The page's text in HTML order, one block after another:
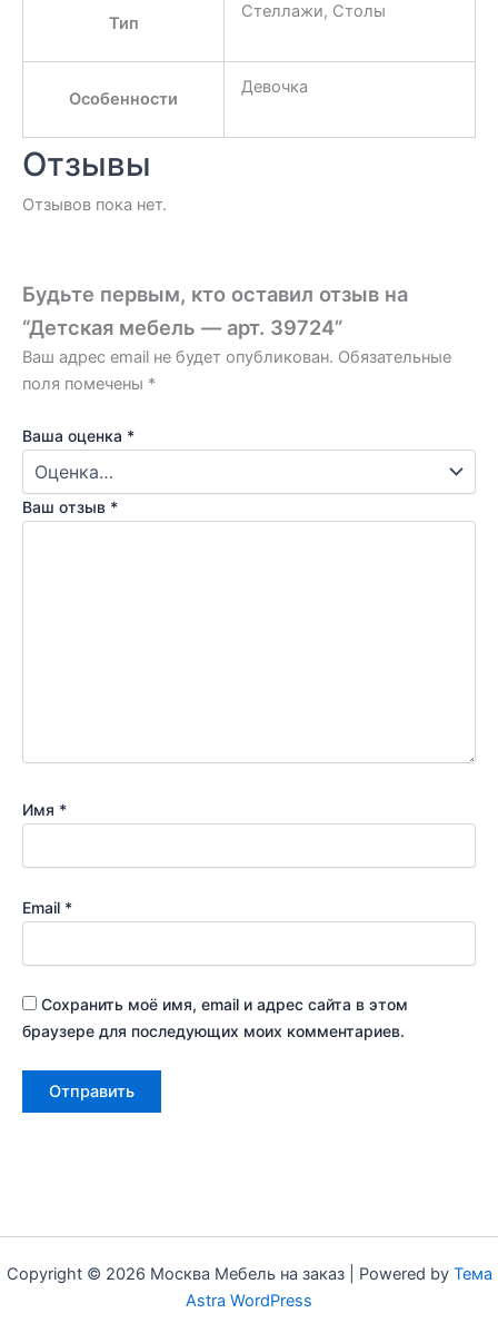
Тип
Стеллажи, Столы
Особенности
Девочка
Отзывы
Отзывов пока нет.
Будьте первым, кто оставил отзыв на
“Детская мебель — арт. 39724”
Ваш адрес email не будет опубликован. Обязательные
поля помечены *
Ваша оценка *
Ваш отзыв *
Имя *
Email *
Сохранить моё имя, email и адрес сайта в этом
браузере для последующих моих комментариев.
Copyright © 2026 Москва Мебель на заказ | Powered by Тема
Astra WordPress